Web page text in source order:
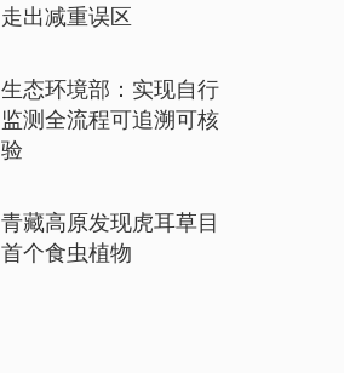
走出减重误区
生态环境部：实现自行
监测全流程可追溯可核
验
青藏高原发现虎耳草目
首个食虫植物